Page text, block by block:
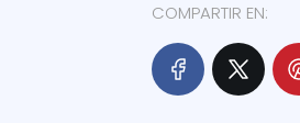
COMPARTIR EN: